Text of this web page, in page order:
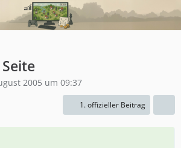
2005 um 09:37
1. offizieller Beitrag